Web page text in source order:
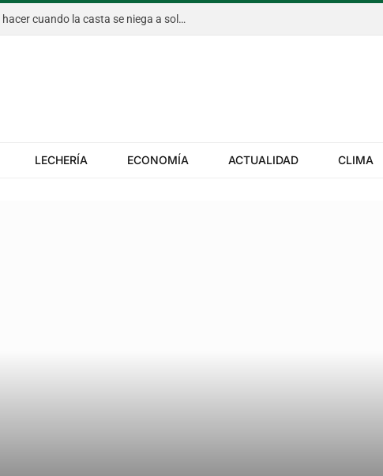
Capitán Algoritmo al rescate: qué hacer cuando la casta se niega a soltar sus privilegios
LECHERÍA ECONOMÍA ACTUALIDAD CLIMA